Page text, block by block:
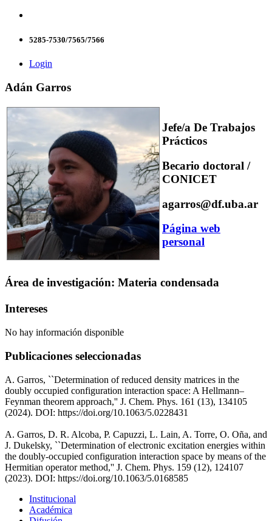
5285-7530/7565/7566
Login
Adán Garros
Jefe/a De Trabajos
Prácticos
Becario doctoral /
CONICET
agarros@df.uba.ar
Página web
personal
Área de investigación: Materia condensada
Intereses
No hay información disponible
Publicaciones seleccionadas
A. Garros, ``Determination of reduced density matrices in the
doubly occupied configuration interaction space: A Hellmann–
Feynman theorem approach,'' J. Chem. Phys. 161 (13), 134105
(2024). DOI: https://doi.org/10.1063/5.0228431
A. Garros, D. R. Alcoba, P. Capuzzi, L. Lain, A. Torre, O. Oña, and
J. Dukelsky, ``Determination of electronic excitation energies within
the doubly-occupied configuration interaction space by means of the
Hermitian operator method,'' J. Chem. Phys. 159 (12), 124107
(2023). DOI: https://doi.org/10.1063/5.0168585
Institucional
Académica